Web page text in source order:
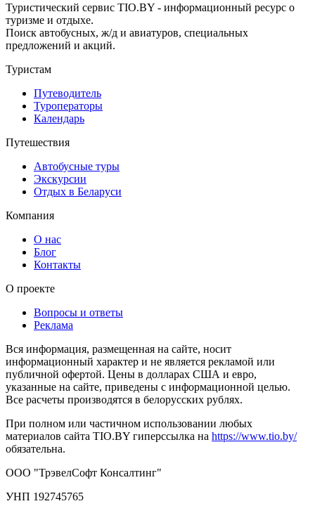
Туристический сервис TIO.BY - информационный ресурс о
туризме и отдыхе.
Поиск автобусных, ж/д и авиатуров, специальных
предложений и акций.
Туристам
Путеводитель
Туроператоры
Календарь
Путешествия
Автобусные туры
Экскурсии
Отдых в Беларуси
Компания
О нас
Блог
Контакты
О проекте
Вопросы и ответы
Реклама
Вся информация, размещенная на сайте, носит
информационный характер и не является рекламой или
публичной офертой. Цены в долларах США и евро,
указанные на сайте, приведены с информационной целью.
Все расчеты производятся в белорусских рублях.
При полном или частичном использовании любых
материалов сайта TIO.BY гиперссылка на https://www.tio.by/
обязательна.
ООО "ТрэвелСофт Консалтинг"
УНП 192745765